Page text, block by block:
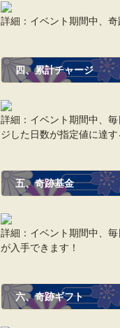
詳細：イベント期間中、
四、累計チャージ
詳細：イベント期間中、毎
ジした日数が指定値に達
五、奇跡基金
詳細：イベント期間中、
が入手できます！
六、奇跡ギフト